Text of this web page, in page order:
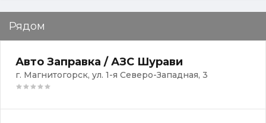
Рядом
Авто Заправка / АЗС Шурави
г. Магнитогорск, ул. 1-я Северо-Западная, 3